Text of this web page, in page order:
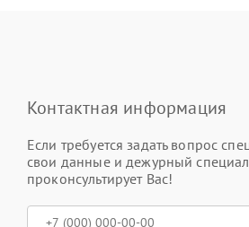
Контактная информация
Если требуется задать вопрос
свои данные и дежурный
проконсультирует Вас!